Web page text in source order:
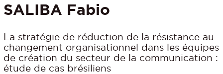
SALIBA Fabio
La stratégie de réduction de la résistance au
changement organisationnel dans les équipes
de création du secteur de la communication :
étude de cas brésiliens